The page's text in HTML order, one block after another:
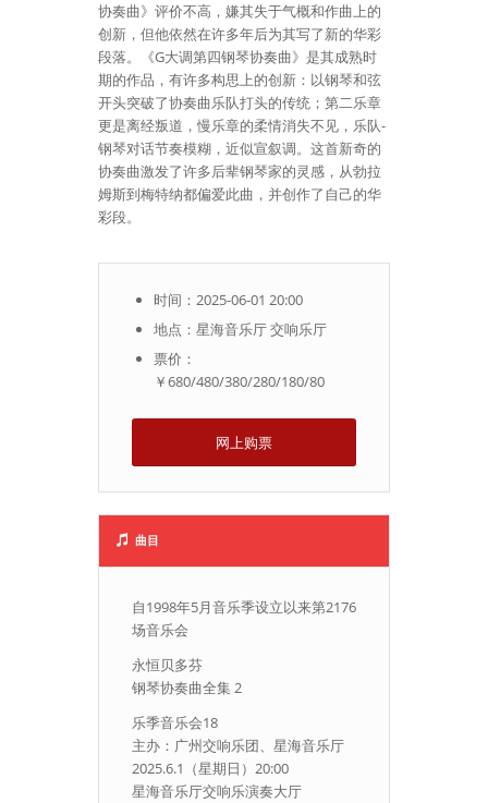
协奏曲》评价不高，嫌其失于气概和作曲上的
创新，但他依然在许多年后为其写了新的华彩
段落。《G大调第四钢琴协奏曲》是其成熟时
期的作品，有许多构思上的创新：以钢琴和弦
开头突破了协奏曲乐队打头的传统；第二乐章
更是离经叛道，慢乐章的柔情消失不见，乐队-
钢琴对话节奏模糊，近似宣叙调。这首新奇的
协奏曲激发了许多后辈钢琴家的灵感，从勃拉
姆斯到梅特纳都偏爱此曲，并创作了自己的华
彩段。
时间：2025-06-01 20:00
地点：星海音乐厅 交响乐厅
票价：
￥680/480/380/280/180/80
网上购票
曲目
自1998年5月音乐季设立以来第2176
场音乐会
永恒贝多芬
钢琴协奏曲全集 2
乐季音乐会18
主办：广州交响乐团、星海音乐厅
2025.6.1（星期日）20:00
星海音乐厅交响乐演奏大厅